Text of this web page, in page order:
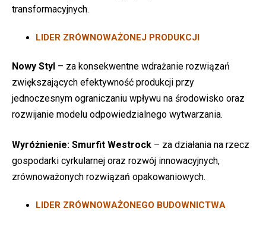
transformacyjnych.
LIDER ZRÓWNOWAŻONEJ PRODUKCJI
Nowy Styl – za konsekwentne wdrażanie rozwiązań
zwiększających efektywność produkcji przy
jednoczesnym ograniczaniu wpływu na środowisko oraz
rozwijanie modelu odpowiedzialnego wytwarzania.
Wyróżnienie: Smurfit Westrock – za działania na rzecz
gospodarki cyrkularnej oraz rozwój innowacyjnych,
zrównoważonych rozwiązań opakowaniowych.
LIDER ZRÓWNOWAŻONEGO BUDOWNICTWA